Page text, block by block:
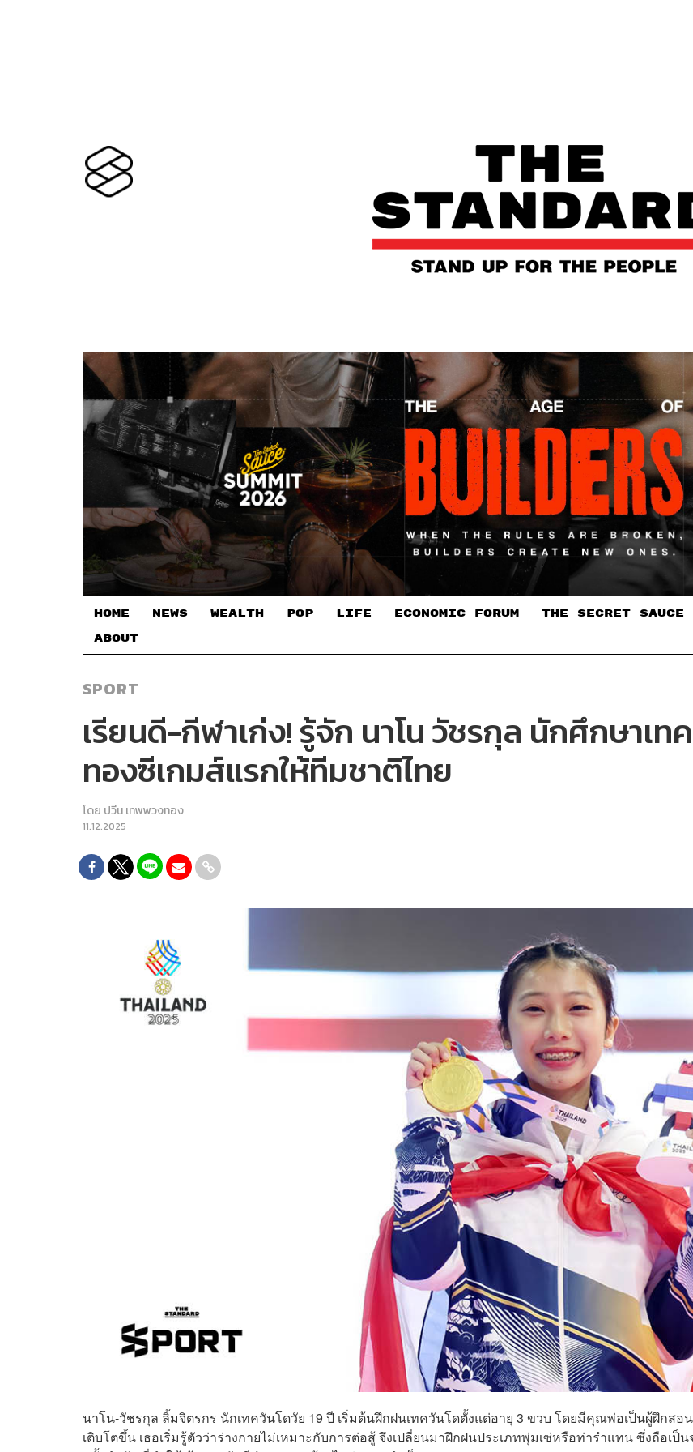
HOME NEWS WEALTH POP LIFE ECONOMIC FORUM THE SECRET SAUCE​
ABOUT
SPORT
เรียนดี-กีฬาเก่ง! รู้จัก นาโน วัชรกุล นักศึกษาเ
ทองซีเกมส์แรกให้ทีมชาติไทย
โดย ปวีน เทพพวงทอง
11.12.2025
นาโน-วัชรกุล ลิ้มจิตรกร นักเทควันโดวัย 19 ปี เริ่มต้นฝึกฝนเทควันโดตั้งแต่อายุ 3 ขวบ โดยมีคุณพ่อเป็นผู้ฝึกสอ
เติบโตขึ้น เธอเริ่มรู้ตัวว่าร่างกายไม่เหมาะกับการต่อสู้ จึงเปลี่ยนมาฝึกฝนประเภทพุ่มเซ่หรือท่ารำแทน ซึ่งถือเป็น